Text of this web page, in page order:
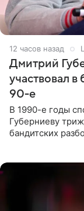
12 часов назад
Дмитрий
участвовал в
90-е
В 1990-е годы
Губерниеву
бандитских